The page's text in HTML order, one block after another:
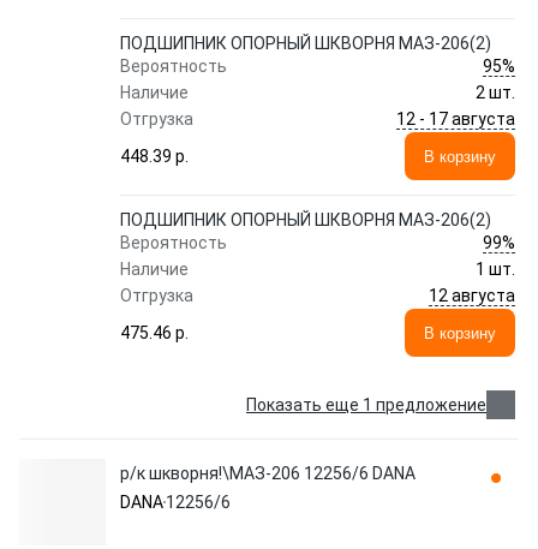
ПОДШИПНИК ОПОРНЫЙ ШКВОРНЯ МАЗ-206(2)
Вероятность
95%
Наличие
2 шт.
Отгрузка
12 - 17 августа
448.39 p.
В корзину
ПОДШИПНИК ОПОРНЫЙ ШКВОРНЯ МАЗ-206(2)
Вероятность
99%
Наличие
1 шт.
Отгрузка
12 августа
475.46 p.
В корзину
Показать еще 1 предложение
р/к шкворня!\МАЗ-206 12256/6 DANA
DANA12256/6